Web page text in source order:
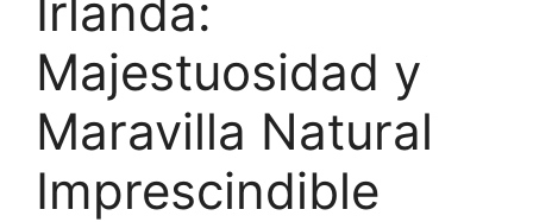
Irlanda:
Majestuosidad y
Maravilla Natural
Imprescindible